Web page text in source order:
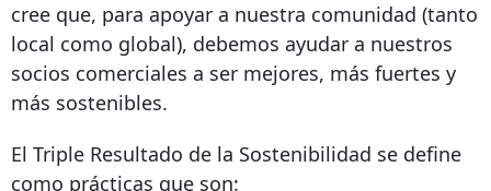
cree que, para apoyar a nuestra comunidad (tanto
local como global), debemos ayudar a nuestros
socios comerciales a ser mejores, más fuertes y
más sostenibles.
El Triple Resultado de la Sostenibilidad se define
como prácticas que son: